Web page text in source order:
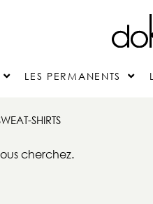
LES PERMANENTS
SHIRTS
cherchez.